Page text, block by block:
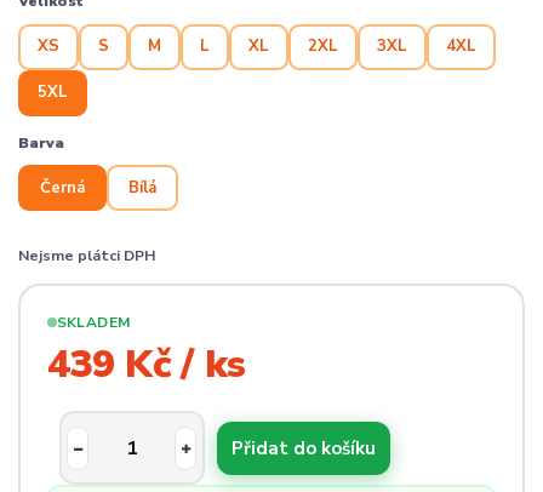
XS S M L XL 2XL 3XL 4XL
5XL
Barva
Černá Bílá
Nejsme plátci DPH
SKLADEM
439 Kč / ks
Přidat do košíku